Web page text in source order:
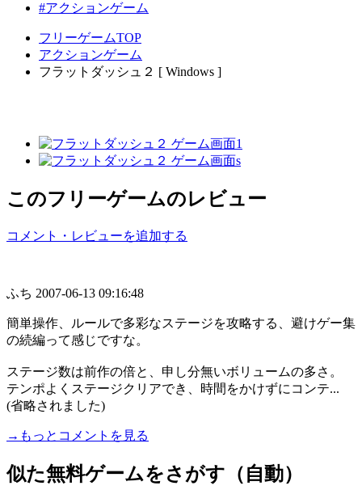
#アクションゲーム
フリーゲームTOP
アクションゲーム
フラットダッシュ２ [ Windows ]
このフリーゲームのレビュー
コメント・レビューを追加する
ふち 2007-06-13 09:16:48
簡単操作、ルールで多彩なステージを攻略する、避けゲー集
の続編って感じですな。
ステージ数は前作の倍と、申し分無いボリュームの多さ。
テンポよくステージクリアでき、時間をかけずにコンテ...
(省略されました)
→もっとコメントを見る
似た無料ゲームをさがす（自動）